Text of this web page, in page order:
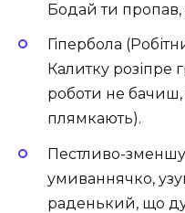
Бодай ти пропав,
Гіпербола
Калитку розіпре
роботи не бачиш,
плямкають).
Пестливо-
умиваннячко,
раденький, що